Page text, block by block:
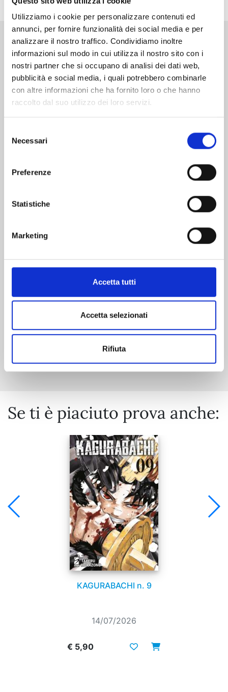
Utilizziamo i cookie per personalizzare contenuti ed
annunci, per fornire funzionalità dei social media e per
analizzare il nostro traffico. Condividiamo inoltre
informazioni sul modo in cui utilizza il nostro sito con i
nostri partner che si occupano di analisi dei dati web,
pubblicità e social media, i quali potrebbero combinarle
con altre informazioni che ha fornito loro o che hanno
raccolto dal suo utilizzo dei loro servizi.
delNecessari
Preferenze
Statistiche
Marketing
Accetta tutti
Accetta selezionati
Rifiuta
Altri volumi della serie
25/08/2026
Mostra tutto
Se ti è piaciuto prova anche:
KAGURABACHI n. 9
14/07/2026
€ 5,90